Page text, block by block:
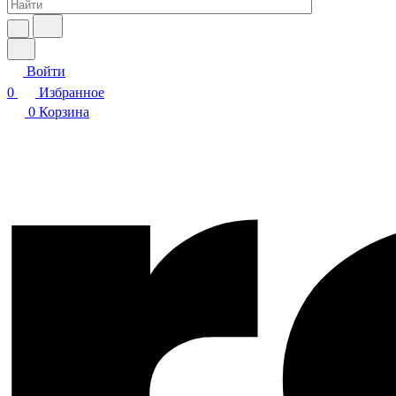
Войти
0
Избранное
0 Корзина